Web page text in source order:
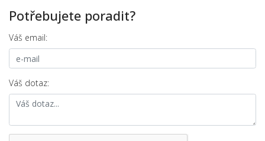
Potřebujete poradit?
Váš email:
Váš dotaz: